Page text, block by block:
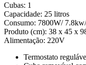
Cubas: 1
Capacidade: 25 litros
Consumo: 7800W/
Produto (cm): 38 x 45 x
Alimentação: 220V
Termostato